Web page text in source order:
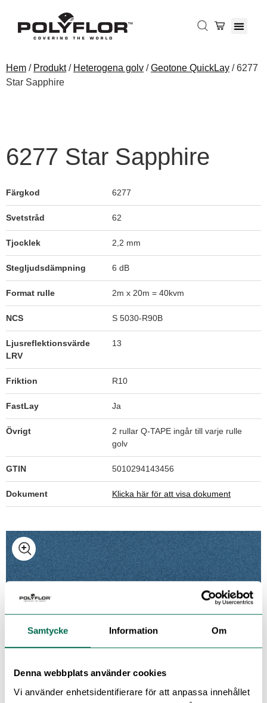
Samtycke Information Om
Denna webbplats använder cookies
Vi använder enhetsidentifierare för att anpassa innehållet
Hem / Produkt/ Heterogena golv /Geotone QuickLay / 6277
Star Sapphire
6277 Star Sapphire
Färgkod 6277
Svetstråd 62
Tjocklek 2,2 mm
Stegljudsdämpning 6 dB
Format rulle 2m x 20m = 40kvm
NCS S 5030-R90B
Ljusreflektionsvärde
LRV
13
Friktion R10
FastLay Ja
Övrigt
2 rullar Q-TAPE ingår till varje rulle
golv
GTIN 5010294143456
Dokument Klicka här för att visa dokument
6267 Pebble Time
6268 Fountain Stone
6269 Magnetite